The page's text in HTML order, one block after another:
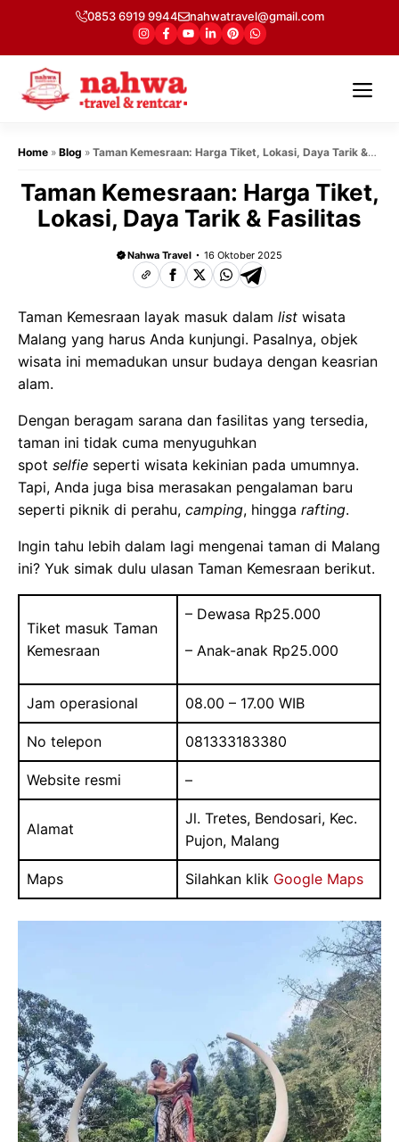
isi
0853 6919 9944 nahwatravel@gmail.com
Home » Blog » Taman Kemesraan: Harga Tiket, Lokasi, Daya Tarik &
Taman Kemesraan: Harga Tiket,
Lokasi, Daya Tarik & Fasilitas
Nahwa Travel 16 Oktober 2025
Taman Kemesraan layak masuk dalam list wisata
Malang yang harus Anda kunjungi. Pasalnya, objek
wisata ini memadukan unsur budaya dengan keasrian
alam.
Dengan beragam sarana dan fasilitas yang tersedia,
taman ini tidak cuma menyuguhkan
spot selfie seperti wisata kekinian pada umumnya.
Tapi, Anda juga bisa merasakan pengalaman baru
seperti piknik di perahu, camping, hingga rafting.
Ingin tahu lebih dalam lagi mengenai taman di Malang
ini? Yuk simak dulu ulasan Taman Kemesraan berikut.
Tiket masuk Taman
Kemesraan
– Dewasa Rp25.000
– Anak-anak Rp25.000
Jam operasional 08.00 – 17.00 WIB
No telepon 081333183380
Website resmi –
Alamat
Jl. Tretes, Bendosari, Kec.
Pujon, Malang
Maps Silahkan klik Google Maps